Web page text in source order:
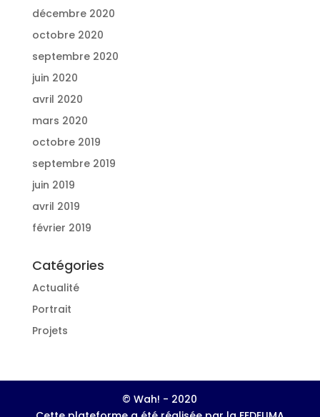
décembre 2020
octobre 2020
septembre 2020
juin 2020
avril 2020
mars 2020
octobre 2019
septembre 2019
juin 2019
avril 2019
février 2019
Catégories
Actualité
Portrait
Projets
© Wah! - 2020